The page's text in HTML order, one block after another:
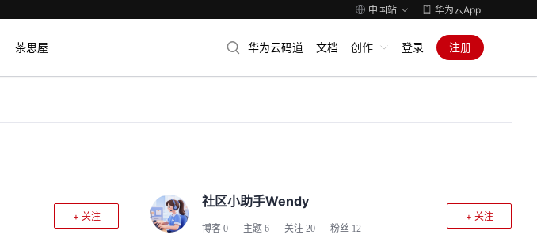
中国站 华为云App
茶思屋 华为云码道 文档 创作 登录 注册
+ 关注
社区小助手Wendy
博客 0 主题 6 关注 20 粉丝 12
+ 关注